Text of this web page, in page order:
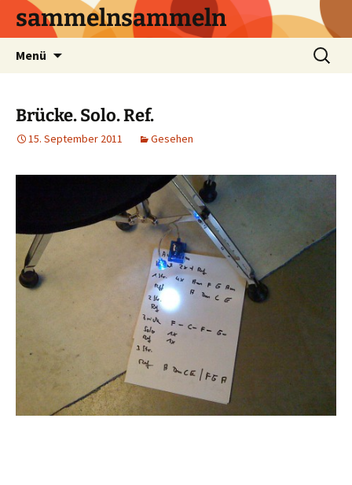
sammelnsammeln
Menü
Suchen
nach:
Brücke. Solo. Ref.
15. September 2011 Gesehen